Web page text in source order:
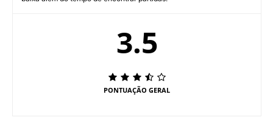
3.5
PONTUAÇÃO GERAL